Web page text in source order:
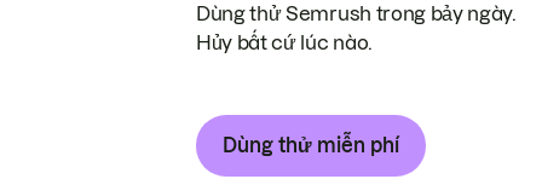
Dùng thử Semrush trong bảy ngày.
Hủy bất cứ lúc nào.
Dùng thử miễn phí